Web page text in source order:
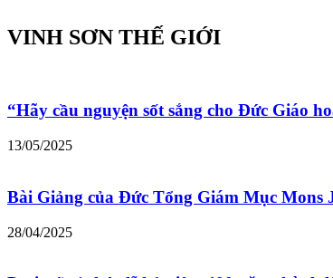
VINH SƠN THẾ GIỚI
“Hãy cầu nguyện sốt sắng cho Đức Giáo
13/05/2025
Bài Giảng của Đức Tổng Giám Mục Mons
28/04/2025